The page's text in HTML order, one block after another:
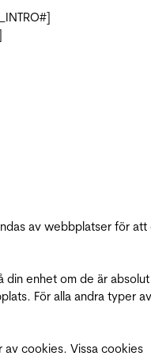
av webbplatser för att
din enhet om de är absolut
För alla andra typer av
av cookies. Vissa cookies